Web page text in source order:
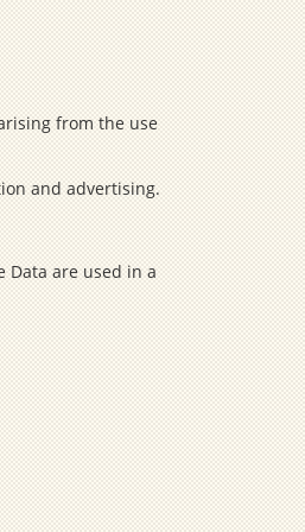
from the use
and advertising.
Data are used in a